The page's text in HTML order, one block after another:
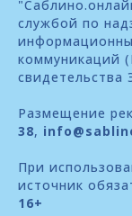
службой по
коммуникаций
Размещение
38,
При
источник
16+